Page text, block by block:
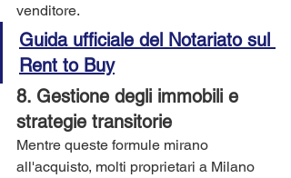
venditore.
Guida ufficiale del Notariato sul
Rent to Buy
8. Gestione degli immobili e
strategie transitorie
Mentre queste formule mirano
all'acquisto, molti proprietari a Milano